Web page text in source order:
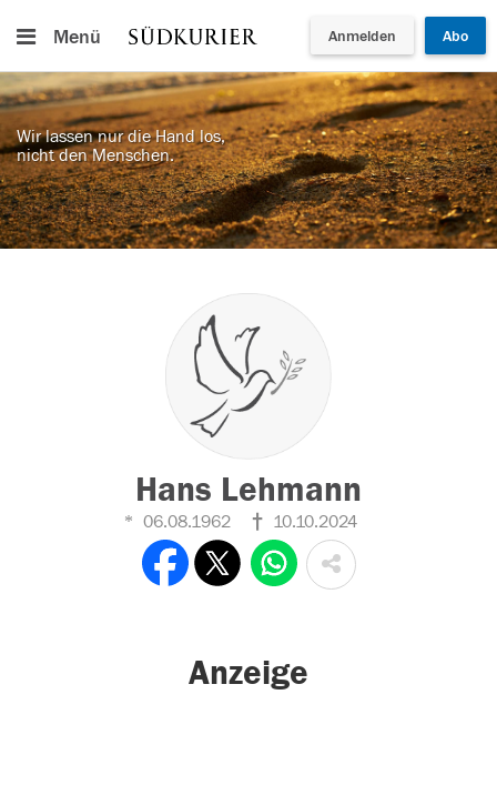
Menü Anmelden Abo
Wir lassen nur die Hand los,
nicht den Menschen.
Hans Lehmann
06.08.1962 10.10.2024
Anzeige